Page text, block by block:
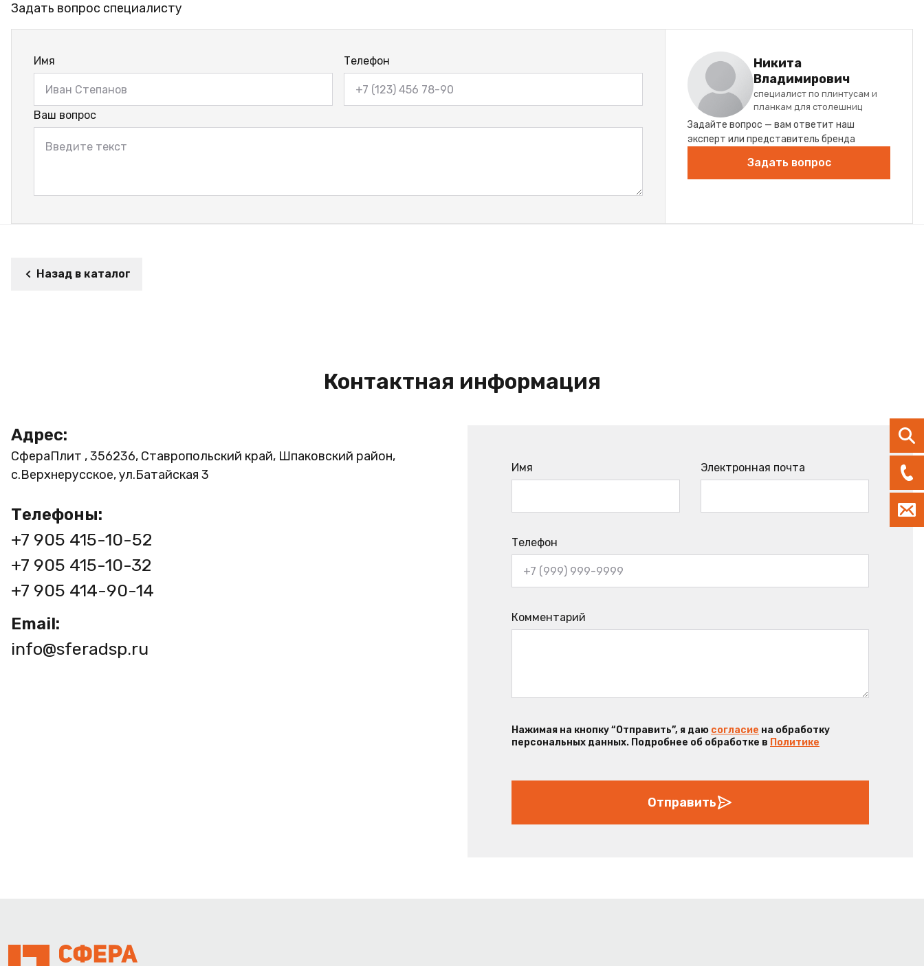
Задать вопрос специалисту
Имя Телефон
Ваш вопрос
Никита
Владимирович
специалист по плинтусам и
планкам для столешниц
Задайте вопрос — вам ответит наш
эксперт или представитель бренда
Задать вопрос
Назад в каталог
Контактная информация
Адрес:
СфераПлит , 356236, Ставропольский край, Шпаковский район,
с.Верхнерусское, ул.Батайская 3
Телефоны:
+7 905 415-10-52
+7 905 415-10-32
+7 905 414-90-14
Email:
info@sferadsp.ru
Имя Электронная почта
Телефон
Комментарий
Нажимая на кнопку “Отправить”, я даю согласие на обработку
персональных данных. Подробнее об обработке в Политике
Отправить